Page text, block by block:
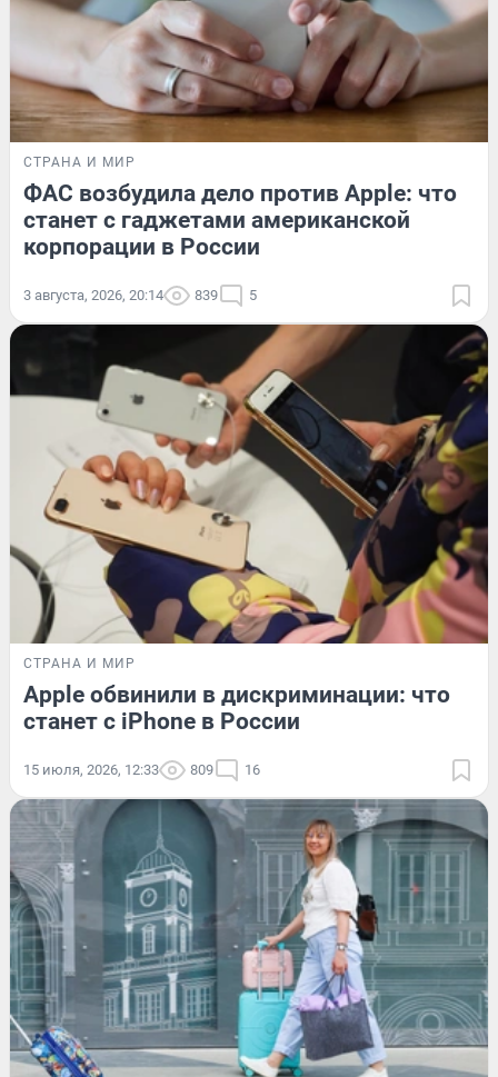
СТРАНА И МИР
ФАС возбудила дело против Apple: что
станет с гаджетами американской
корпорации в России
3 августа, 2026, 20:14 839 5
СТРАНА И МИР
Apple обвинили в дискриминации: что
станет с iPhone в России
15 июля, 2026, 12:33 809 16